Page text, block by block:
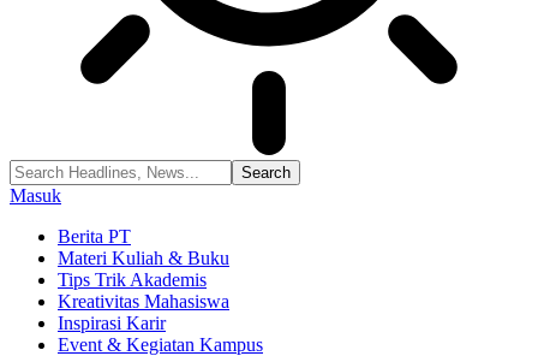
Masuk
Berita PT
Materi Kuliah & Buku
Tips Trik Akademis
Kreativitas Mahasiswa
Inspirasi Karir
Event & Kegiatan Kampus